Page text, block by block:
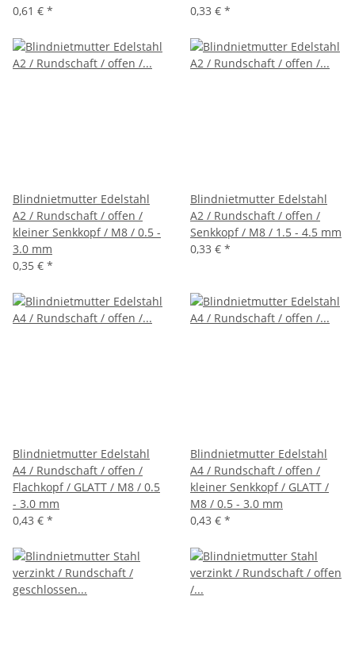
0,61 € *
0,33 € *
Blindnietmutter Edelstahl
A2 / Rundschaft / offen /
kleiner Senkkopf / M8 / 0.5 -
3.0 mm
0,35 € *
Blindnietmutter Edelstahl
A2 / Rundschaft / offen /
Senkkopf / M8 / 1.5 - 4.5 mm
0,33 € *
Blindnietmutter Edelstahl
A4 / Rundschaft / offen /
Flachkopf / GLATT / M8 / 0.5
- 3.0 mm
0,43 € *
Blindnietmutter Edelstahl
A4 / Rundschaft / offen /
kleiner Senkkopf / GLATT /
M8 / 0.5 - 3.0 mm
0,43 € *